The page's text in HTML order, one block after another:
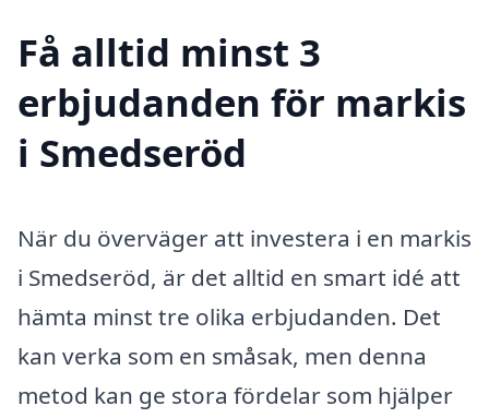
Få alltid minst 3
erbjudanden för markis
i Smedseröd
När du överväger att investera i en markis
i Smedseröd, är det alltid en smart idé att
hämta minst tre olika erbjudanden. Det
kan verka som en småsak, men denna
metod kan ge stora fördelar som hjälper